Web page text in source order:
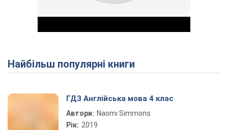
Play Video
Найбільш популярні книги
ГДЗ Англійська мова 4 клас
Автори: Naomi Simmons
Рік: 2019